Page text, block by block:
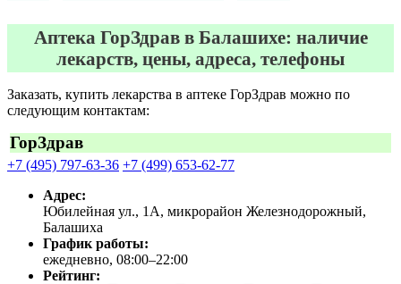
Аптека ГорЗдрав в Балашихе: наличие
лекарств, цены, адреса, телефоны
Заказать, купить лекарства в аптеке ГорЗдрав можно по
следующим контактам:
ГорЗдрав
+7 (495) 797-63-36 +7 (499) 653-62-77
Адрес:
Юбилейная ул., 1А, микрорайон Железнодорожный,
Балашиха
График работы:
ежедневно, 08:00–22:00
Рейтинг: